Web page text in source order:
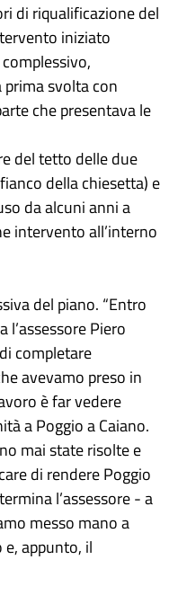
di riqualificazione del
iniziato
svolta con
che presentava le
del tetto delle due
della chiesetta) e
da alcuni anni a
intervento all’interno
del piano. “Entro
Piero
completare
avevamo preso in
è far vedere
a Poggio a Caiano.
mai state risolte e
di rendere Poggio
l’assessore - a
messo mano a
appunto, il